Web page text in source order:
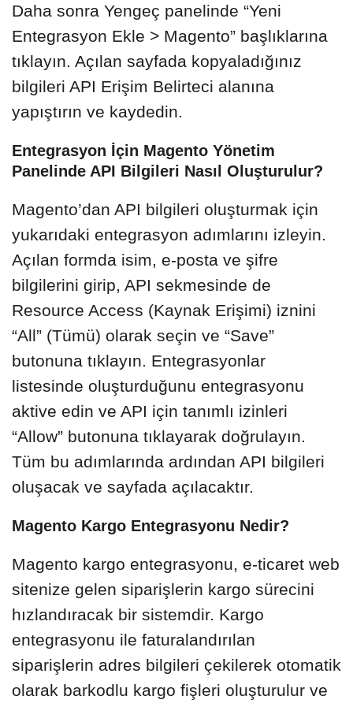
Daha sonra Yengeç panelinde “Yeni
Entegrasyon Ekle > Magento” başlıklarına
tıklayın. Açılan sayfada kopyaladığınız
bilgileri API Erişim Belirteci alanına
yapıştırın ve kaydedin.
Entegrasyon İçin Magento Yönetim
Panelinde API Bilgileri Nasıl Oluşturulur?
Magento’dan API bilgileri oluşturmak için
yukarıdaki entegrasyon adımlarını izleyin.
Açılan formda isim, e-posta ve şifre
bilgilerini girip, API sekmesinde de
Resource Access (Kaynak Erişimi) iznini
“All” (Tümü) olarak seçin ve “Save”
butonuna tıklayın. Entegrasyonlar
listesinde oluşturduğunu entegrasyonu
aktive edin ve API için tanımlı izinleri
“Allow” butonuna tıklayarak doğrulayın.
Tüm bu adımlarında ardından API bilgileri
oluşacak ve sayfada açılacaktır.
Magento Kargo Entegrasyonu Nedir?
Magento kargo entegrasyonu, e-ticaret web
sitenize gelen siparişlerin kargo sürecini
hızlandıracak bir sistemdir. Kargo
entegrasyonu ile faturalandırılan
siparişlerin adres bilgileri çekilerek otomatik
olarak barkodlu kargo fişleri oluşturulur ve